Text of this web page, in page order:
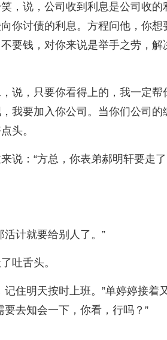
，说，公司收到利息是公司收的
你讨债的利息。方程问他，你想
要钱，对你来说是举手之劳，解
说，只要你看得上的，我一定帮
我要加入你公司。当你们公司的
头。
说：“方总，你表弟郝明轩要走
活计就要给别人了。”
吐舌头。
住明天按时上班。”单婷婷接着
去知会一下，你看，行吗？”